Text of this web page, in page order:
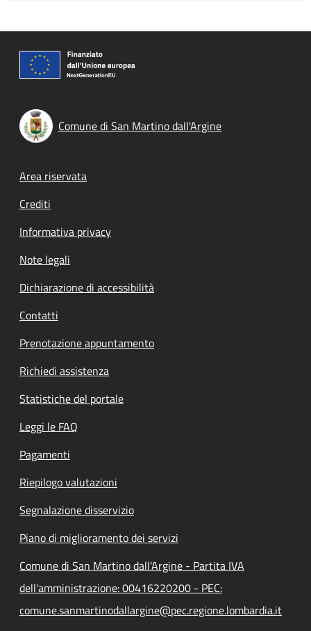
Comune di San Martino dall'Argine
Footer menu
Area riservata
Crediti
Informativa privacy
Note legali
Dichiarazione di accessibilità
Contatti
Prenotazione appuntamento
Richiedi assistenza
Statistiche del portale
Leggi le FAQ
Pagamenti
Riepilogo valutazioni
Segnalazione disservizio
Piano di miglioramento dei servizi
Comune di San Martino dall'Argine - Partita IVA
dell'amministrazione: 00416220200 - PEC:
comune.sanmartinodallargine@pec.regione.lombardia.it